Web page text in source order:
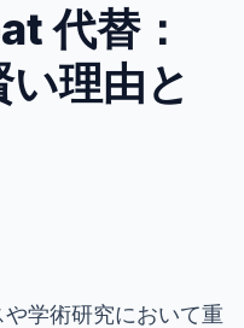
代替：
理由と
学術研究において重